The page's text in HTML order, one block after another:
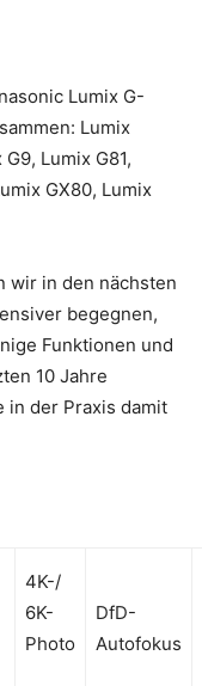
Lumix G-
Lumix
Lumix G81,
GX80, Lumix
wir in den nächsten
begegnen,
Funktionen und
10 Jahre
in der Praxis damit
4K-/
6K-
Photo
DfD-
Autofokus